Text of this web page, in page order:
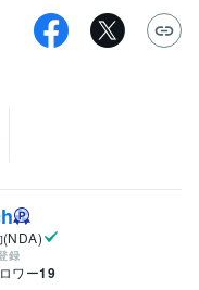
(NDA)
録
ワー19